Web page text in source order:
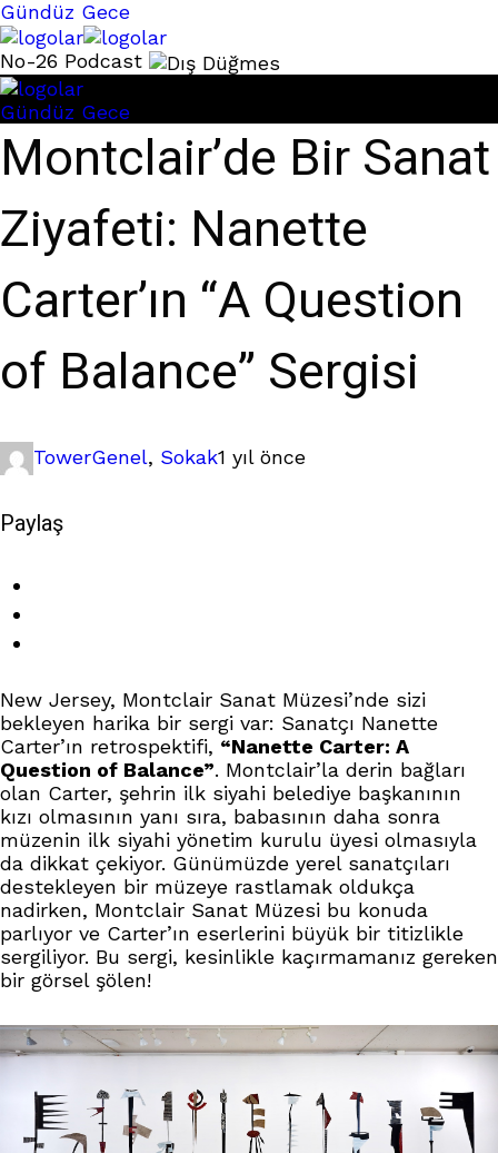
Gündüz Gece
No-26 Podcast
Gündüz Gece
Montclair’de Bir Sanat
Ziyafeti: Nanette
Carter’ın “A Question
of Balance” Sergisi
TowerGenel, Sokak1 yıl önce
Paylaş
New Jersey, Montclair Sanat Müzesi’nde sizi
bekleyen harika bir sergi var: Sanatçı Nanette
Carter’ın retrospektifi, “Nanette Carter: A
Question of Balance”. Montclair’la derin bağları
olan Carter, şehrin ilk siyahi belediye başkanının
kızı olmasının yanı sıra, babasının daha sonra
müzenin ilk siyahi yönetim kurulu üyesi olmasıyla
da dikkat çekiyor. Günümüzde yerel sanatçıları
destekleyen bir müzeye rastlamak oldukça
nadirken, Montclair Sanat Müzesi bu konuda
parlıyor ve Carter’ın eserlerini büyük bir titizlikle
sergiliyor. Bu sergi, kesinlikle kaçırmamanız gereken
bir görsel şölen!